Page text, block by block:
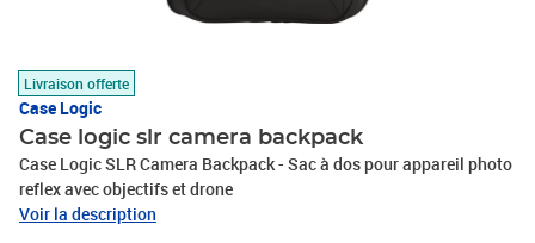
Livraison offerte
Case Logic
Case logic slr camera backpack
Case Logic SLR Camera Backpack - Sac à dos pour appareil photo
reflex avec objectifs et drone
Voir la description